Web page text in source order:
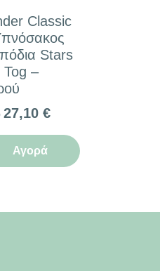
Classic
Stars
Tog –
27,10 €
Αγορά